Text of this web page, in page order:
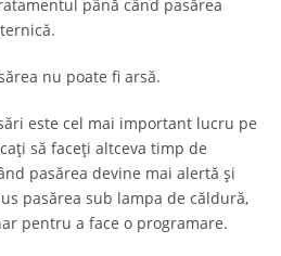
până când pasărea
nu poate fi arsă.
este cel mai important lucru pe
să faceți altceva timp de
pasărea devine mai alertă și
pasărea sub lampa de căldură,
pentru a face o programare.